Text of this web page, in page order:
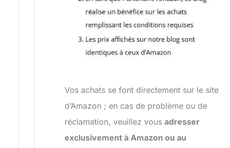
Vos achats se font directement sur le site
d’Amazon ; en cas de problème ou de
réclamation, veuillez vousadresser
exclusivement à Amazon ou au